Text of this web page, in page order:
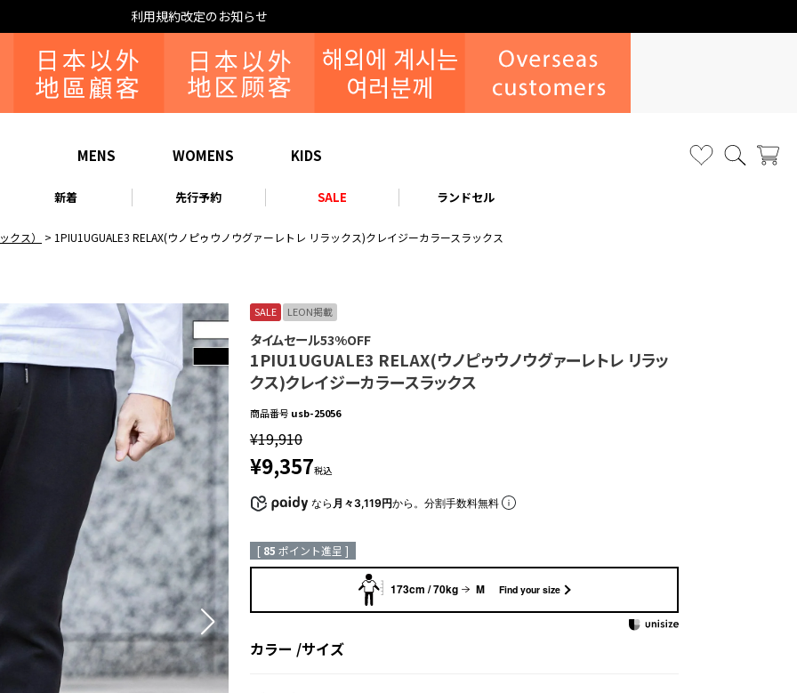
利用規約改定のお知らせ
MENS WOMENS KIDS
新着 先行予約 SALE ランドセル
クス） 1PIU1UGUALE3 RELAX(ウノピゥウノウグァーレトレ リラックス)クレイジーカラースラックス
SALE LEON掲載
タイムセール53%OFF
1PIU1UGUALE3 RELAX(ウノピゥウノウグァーレトレ リラッ
クス)クレイジーカラースラックス
商品番号 usb-25056
¥19,910
¥9,357税込
なら 月々3,119円から。分割手数料無料
[ 85 ポイント進呈 ]
173cm / 70kg M Find your size
カラー サイズ